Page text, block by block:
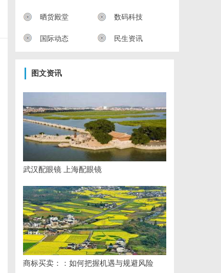
晒货殿堂 数码科技
国际动态 民生资讯
图文资讯
武汉配眼镜 上海配眼镜
商标买卖：：如何把握机遇与规避风险